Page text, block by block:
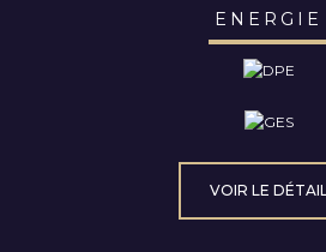
ENERGIE
VOIR LE